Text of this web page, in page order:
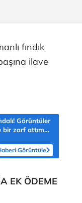
fındık
ilave
Görüntüler
bir zarf attım
Görüntüle
EK ÖDEME